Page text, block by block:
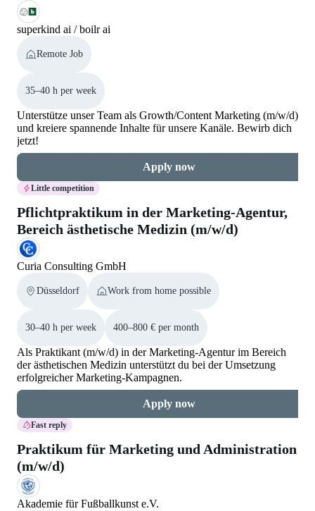
superkind ai / boilr ai
Remote Job
35–40 h per week
Unterstütze unser Team als Growth/Content Marketing (m/w/d)
und kreiere spannende Inhalte für unsere Kanäle. Bewirb dich
jetzt!
Apply now
Little competition
Pflichtpraktikum in der Marketing-Agentur,
Bereich ästhetische Medizin (m/w/d)
Curia Consulting GmbH
Düsseldorf Work from home possible
30–40 h per week 400–800 € per month
Als Praktikant (m/w/d) in der Marketing-Agentur im Bereich
der ästhetischen Medizin unterstützt du bei der Umsetzung
erfolgreicher Marketing-Kampagnen.
Apply now
Fast reply
Praktikum für Marketing und Administration
(m/w/d)
Akademie für Fußballkunst e.V.